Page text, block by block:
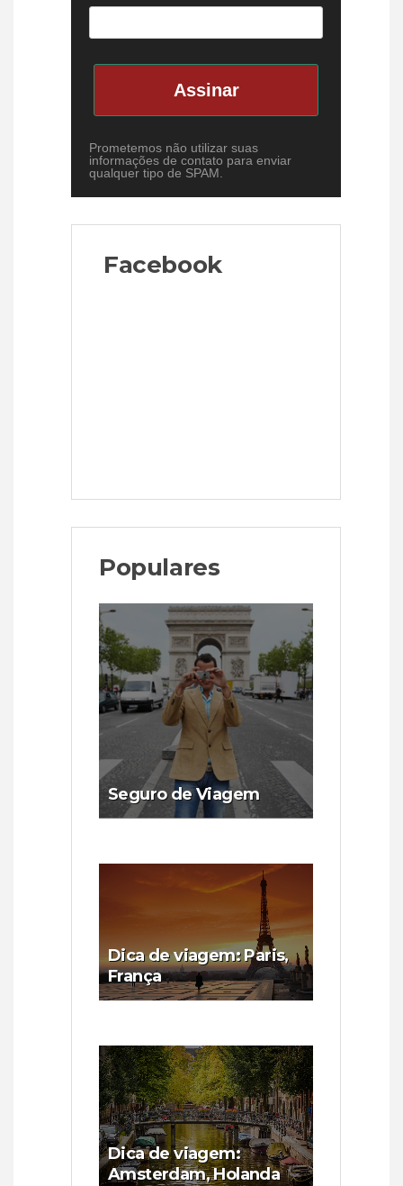
Assinar
Prometemos não utilizar suas
informações de contato para enviar
qualquer tipo de SPAM.
Facebook
Populares
Seguro de Viagem
Dica de viagem: Paris,
França
Dica de viagem:
Amsterdam, Holanda